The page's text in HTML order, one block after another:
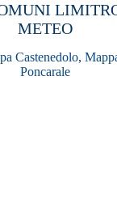
METEO
Castenedolo,
Poncarale